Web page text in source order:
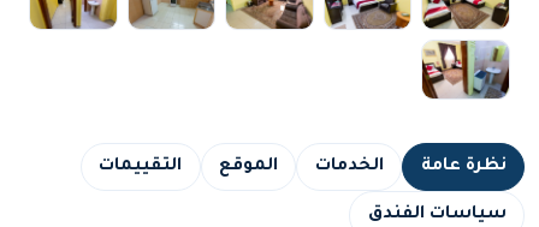
نظرة عامة الخدمات الموقع التقييمات
سياسات الفندق